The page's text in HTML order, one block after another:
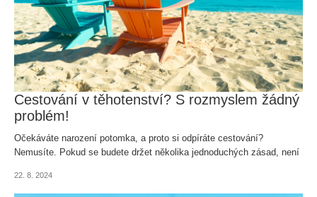
Cestování v těhotenství? S rozmyslem žádný
problém!
Očekáváte narození potomka, a proto si odpíráte cestování?
Nemusíte. Pokud se budete držet několika jednoduchých zásad, není
22. 8. 2024